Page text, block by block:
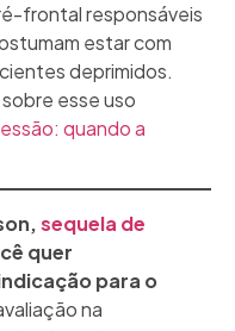
frontal responsáveis
estar com
deprimidos.
esse uso
quando a
sequela de
quer
para o
na